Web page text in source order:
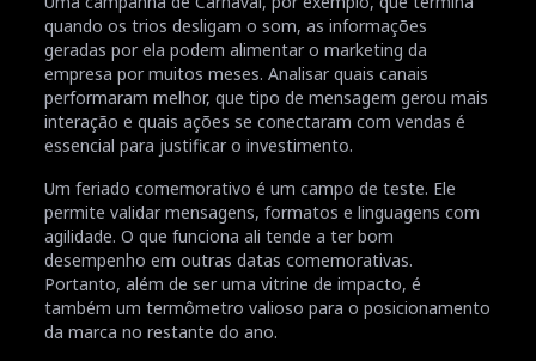
quando os trios desligam o som, as informações
geradas por ela podem alimentar o marketing da
empresa por muitos meses. Analisar quais canais
performaram melhor, que tipo de mensagem gerou mais
interação e quais ações se conectaram com vendas é
essencial para justificar o investimento.
Um feriado comemorativo é um campo de teste. Ele
permite validar mensagens, formatos e linguagens com
agilidade. O que funciona ali tende a ter bom
desempenho em outras datas comemorativas.
Portanto, além de ser uma vitrine de impacto, é
também um termômetro valioso para o posicionamento
da marca no restante do ano.